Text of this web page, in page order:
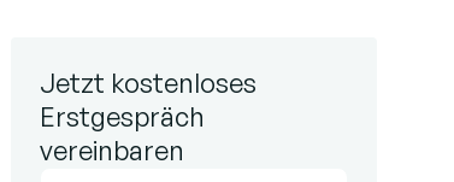
Jetzt kostenloses
Erstgespräch
vereinbaren